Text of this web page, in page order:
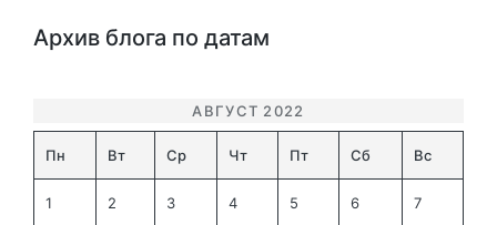
Архив блога по датам
АВГУСТ 2022
Пн Вт Ср Чт Пт Сб Вс
1 2 3 4 5 6 7